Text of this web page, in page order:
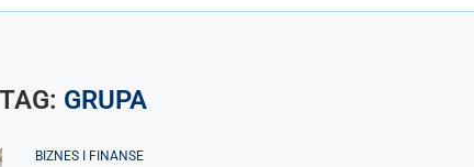
TAG: GRUPA
BIZNES I FINANSE